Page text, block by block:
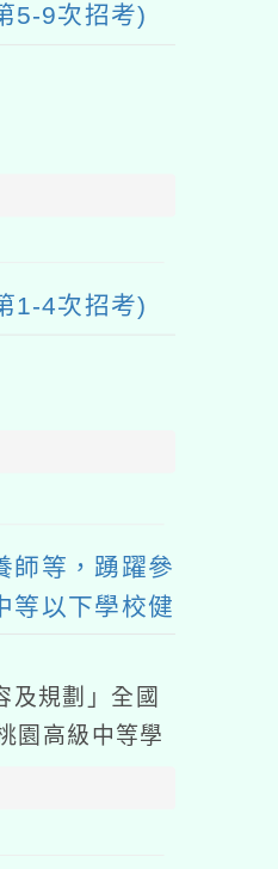
5-9次招考)
1-4次招考)
師等，踴躍參
等以下學校健
及規劃」全國
園高級中等學
、請貴校惠允